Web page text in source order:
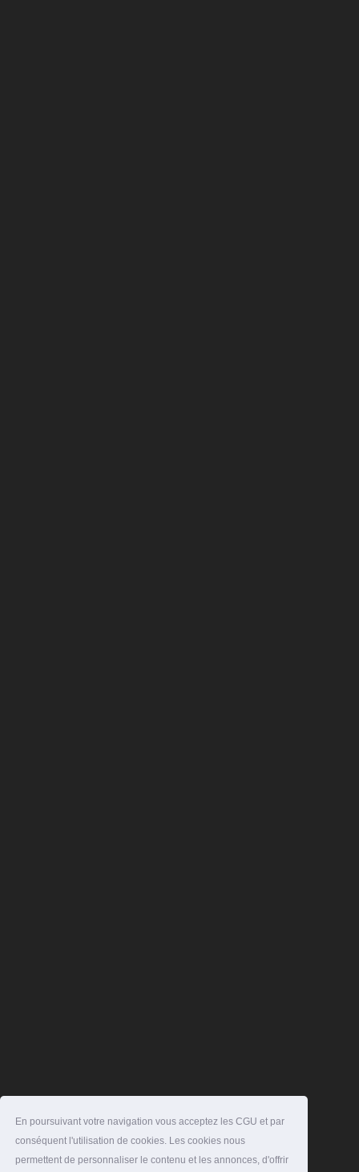
En poursuivant votre navigation vous acceptez les CGU et par
conséquent l'utilisation de cookies. Les cookies nous
permettent de personnaliser le contenu et les annonces, d'offrir